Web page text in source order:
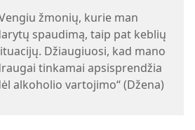
žmonių, kurie man
spaudimą, taip pat keblių
Džiaugiuosi, kad mano
tinkamai apsisprendžia
alkoholio vartojimo“ (Džena)